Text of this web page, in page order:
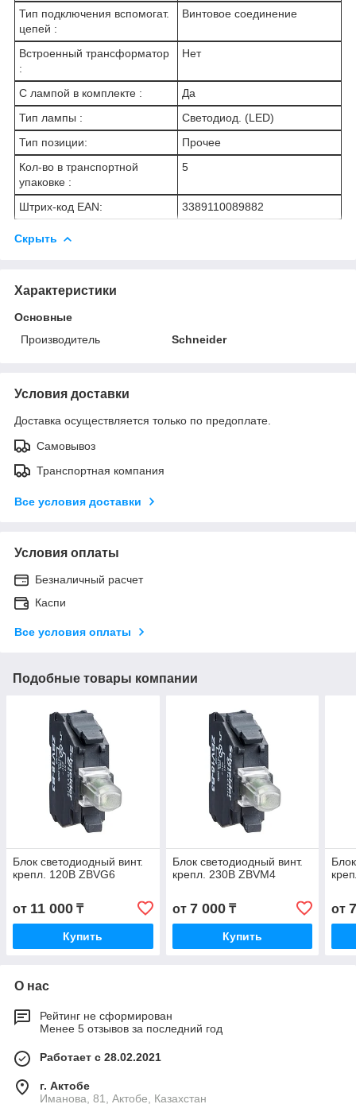
Тип подключения вспомогат.
цепей :
Винтовое соединение
Встроенный трансформатор
:
Нет
С лампой в комплекте :
Да
Тип лампы :
Светодиод. (LED)
Тип позиции:
Прочее
Кол-во в транспортной
упаковке :
5
Штрих-код EAN: 3389110089882
Скрыть
Характеристики
Основные
Производитель
Schneider
Условия доставки
Доставка осуществляется только по предоплате.
Самовывоз
Транспортная компания
Все условия доставки
Условия оплаты
Безналичный расчет
Каспи
Все условия оплаты
Подобные товары компании
Блок светодиодный винт.
крепл. 120В ZBVG6
от 11 000 ₸
Купить
Блок светодиодный винт.
крепл. 230В ZBVM4
от 7 000₸
Купить
от
О нас
Рейтинг не сформирован
Менее 5 отзывов за последний год
Работает с 28.02.2021
г. Актобе
Иманова, 81, Актобе, Казахстан